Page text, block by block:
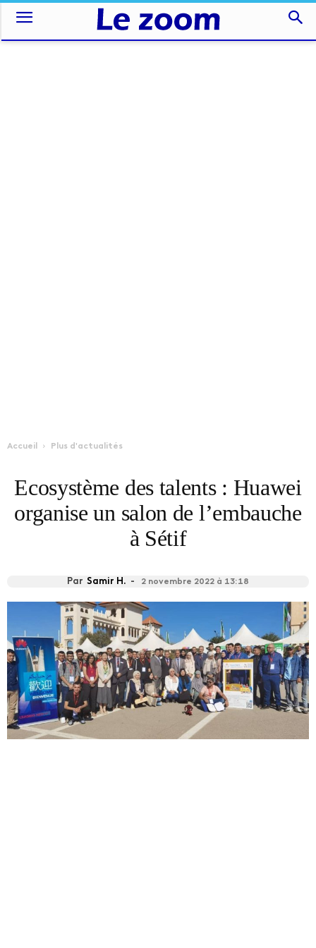
Accueil Plus d'actualités
Ecosystème des talents : Huawei
organise un salon de l’embauche
à Sétif
Par Samir H. - 2 novembre 2022 à 13:18